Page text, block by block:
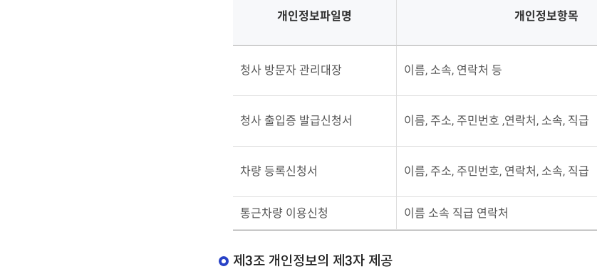
개인정보파일명 개인정보항목
청사 방문자 관리대장 이름, 소속, 연락처 등
청사 출입증 발급신청서 이름, 주소, 주민번호 ,연락처, 소속, 직급
차량 등록신청서 이름, 주소, 주민번호, 연락처, 소속, 직급
통근차량 이용신청 이름 소속 직급 연락처
제3조 개인정보의 제3자 제공